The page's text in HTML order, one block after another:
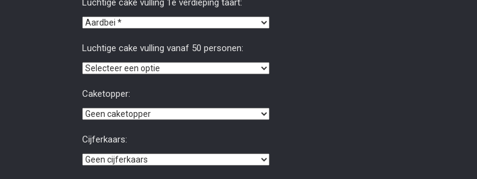
Luchtige cake vulling 1e verdieping taart:
Luchtige cake vulling vanaf 50 personen:
Caketopper:
Cijferkaars: